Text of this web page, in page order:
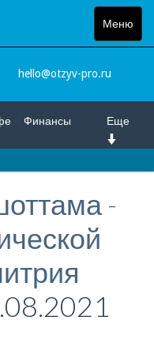
Меню
Toggle
hello@otzyv-pro.ru
Еще
Финансы
Транспорт
-